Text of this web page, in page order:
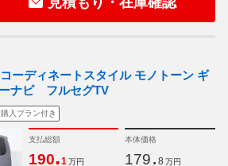
ーディネートスタイル モノトーン ギ
ナビ フルセグTV
購入プラン付き
支払総額
190.1 万円
本体価格
179. 8 万円